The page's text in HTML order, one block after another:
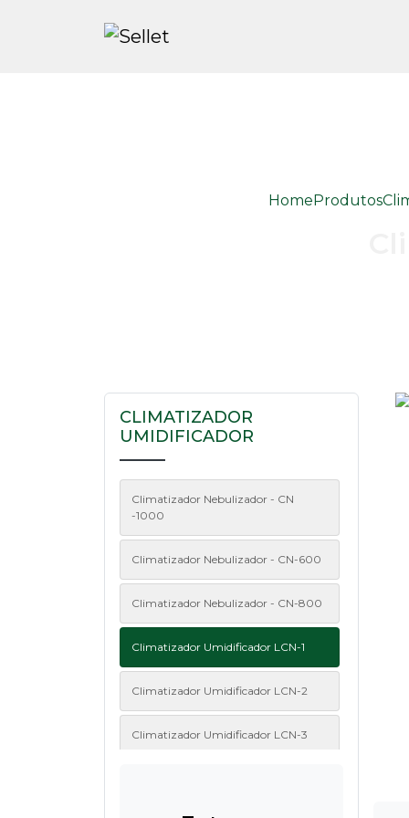
HomeProdutos
CLIMATIZADOR
UMIDIFICADOR
Climatizador Nebulizador - CN
-1000
Climatizador Nebulizador - CN-600
Climatizador Nebulizador - CN-800
Climatizador Umidificador LCN-1
Climatizador Umidificador LCN-2
Climatizador Umidificador LCN-3